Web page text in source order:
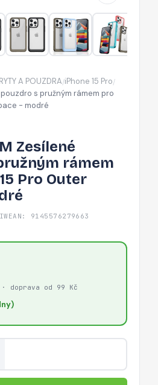
rámem
pro
iPhone
15
Outer
Space
A POUZDRA/iPhone 15 Pro/
pouzdro s pružným rámem pro
- modré
Zesílené
rámem
Pro Outer
EAN: 9145576279663
· doprava od 99 Kč